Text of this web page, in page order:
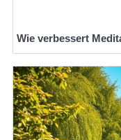
Wie verbessert